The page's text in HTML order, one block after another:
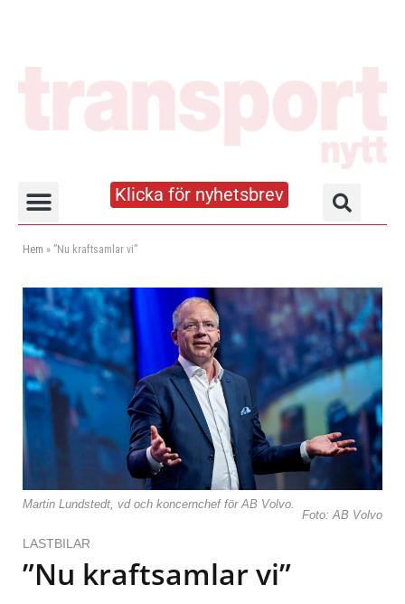
Klicka för nyhetsbrev
Hem » ”Nu kraftsamlar vi”
Martin Lundstedt, vd och koncernchef för AB Volvo.
Foto: AB Volvo
LASTBILAR
”Nu kraftsamlar vi”